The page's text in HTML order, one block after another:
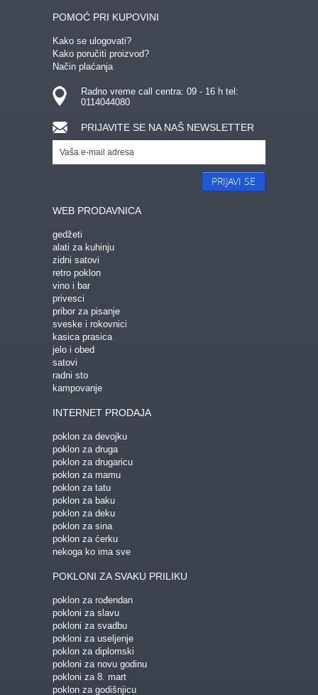
POMOĆ PRI KUPOVINI
Kako se ulogovati?
Kako poručiti proizvod?
Način plaćanja
Radno vreme call centra: 09 - 16 h tel:
0114044080
PRIJAVITE SE NA NAŠ NEWSLETTER
PRIJAVI SE
WEB PRODAVNICA
gedžeti
alati za kuhinju
zidni satovi
retro poklon
vino i bar
privesci
pribor za pisanje
sveske i rokovnici
kasica prasica
jelo i obed
satovi
radni sto
kampovanje
INTERNET PRODAJA
poklon za devojku
poklon za druga
poklon za drugaricu
poklon za mamu
poklon za tatu
poklon za baku
poklon za deku
poklon za sina
poklon za ćerku
nekoga ko ima sve
POKLONI ZA SVAKU PRILIKU
poklon za rođendan
pokloni za slavu
pokloni za svadbu
pokloni za useljenje
poklon za diplomski
pokloni za novu godinu
pokloni za 8. mart
poklon za godišnjicu